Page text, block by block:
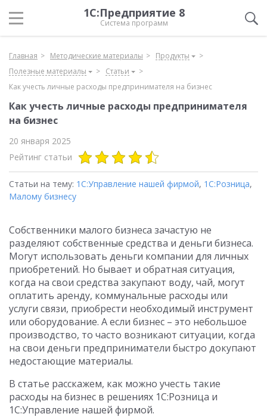
1С:Предприятие 8
Система программ
Главная Методические материалы
Продукты
Полезные материалы
Статьи
Как учесть личные расходы предпринимателя на бизнес
Как учесть личные расходы предпринимателя
на бизнес
20 января 2025
Рейтинг статьи
Статьи на тему: 1С:Управление нашей фирмой, 1С:Розница,
Малому бизнесу
Собственники малого бизнеса зачастую не
разделяют собственные средства и деньги бизнеса.
Могут использовать деньги компании для личных
приобретений. Но бывает и обратная ситуация,
когда на свои средства закупают воду, чай, могут
оплатить аренду, коммунальные расходы или
услуги связи, приобрести необходимый инструмент
или оборудование. А если бизнес – это небольшое
производство, то часто возникают ситуации, когда
на свои деньги предприниматели быстро докупают
недостающие материалы.
В статье расскажем, как можно учесть такие
расходы на бизнес в решениях 1С:Розница и
1С:Управление нашей фирмой.